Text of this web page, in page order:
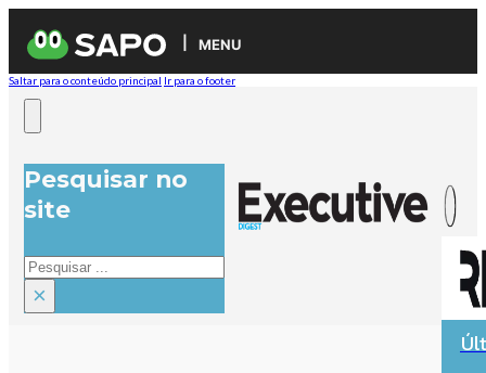
MENU
Saltar para o conteúdo principal Ir para o footer
Pesquisar no
site
Pesquisar
×